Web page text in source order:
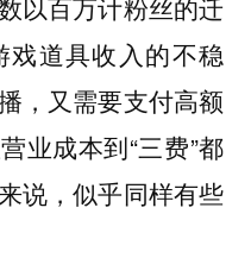
道具收入的不稳
，又需要支付高额
业成本到“三费”都
说，似乎同样有些